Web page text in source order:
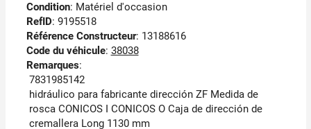
Condition: Matériel d'occasion
RefID: 9195518
Référence Constructeur: 13188616
Code du véhicule: 38038
Remarques:
7831985142
hidráulico para fabricante dirección ZF Medida de
rosca CONICOS I CONICOS O Caja de dirección de
cremallera Long 1130 mm